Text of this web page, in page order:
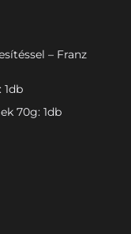
– Franz
70g: 1db